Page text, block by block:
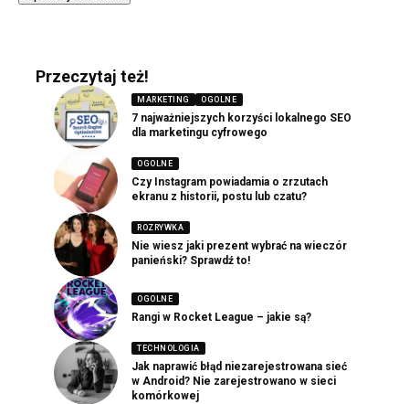
Przeczytaj też!
MARKETING OGOLNE
7 najważniejszych korzyści lokalnego SEO
dla marketingu cyfrowego
OGOLNE
Czy Instagram powiadamia o zrzutach
ekranu z historii, postu lub czatu?
ROZRYWKA
Nie wiesz jaki prezent wybrać na wieczór
panieński? Sprawdź to!
OGOLNE
Rangi w Rocket League – jakie są?
TECHNOLOGIA
Jak naprawić błąd niezarejestrowana sieć
w Android? Nie zarejestrowano w sieci
komórkowej